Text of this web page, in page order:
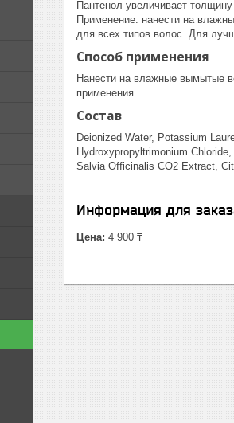
Пантенол увеличивает
Применение: нанести на
для всех типов волос. Для
Способ применения
Нанести на влажные вымытые
применения.
Состав
Deionized Water, Potassium
Hydroxypropyltrimonium
Salvia Officinalis CO2 Extract,
Информация для
Цена: 4 900 ₸